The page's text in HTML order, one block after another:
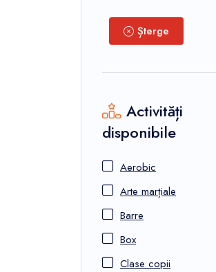
Șterge
Activități
disponibile
Aerobic
Arte marțiale
Barre
Box
Clase copii